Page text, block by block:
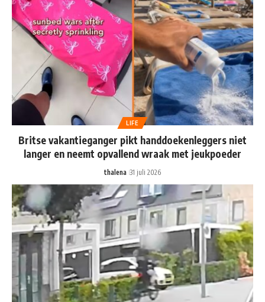
LIFE
Britse vakantieganger pikt handdoekenleggers niet
langer en neemt opvallend wraak met jeukpoeder
thalena 31 juli 2026